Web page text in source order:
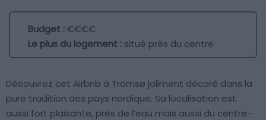
Budget :€€€€
Le plus du logement : situé près du centre
Découvrez cet Airbnb à Tromsø joliment décoré dans la
pure tradition des pays nordique. Sa localisation est
aussi fort plaisante, près de l’eau mais aussi du centre-